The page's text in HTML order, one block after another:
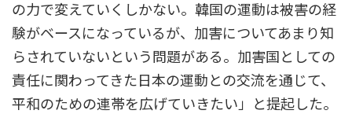
の力で変えていくしかない。韓国の運動は被害の経
験がベースになっているが、加害についてあまり知
らされていないという問題がある。加害国としての
責任に関わってきた日本の運動との交流を通じて、
平和のための連帯を広げていきたい」と提起した。